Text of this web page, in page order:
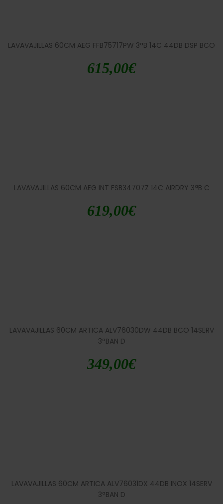
LAVAVAJILLAS 60CM AEG FFB75717PW 3ªB 14C 44DB DSP BCO
615,00€
LAVAVAJILLAS 60CM AEG INT FSB34707Z 14C AIRDRY 3ªB C
619,00€
LAVAVAJILLAS 60CM ARTICA ALV76030DW 44DB BCO 14SERV
3ªBAN D
349,00€
LAVAVAJILLAS 60CM ARTICA ALV76031DX 44DB INOX 14SERV
3ªBAN D